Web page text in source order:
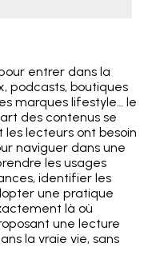
entrer dans la
podcasts, boutiques
marques lifestyle… le
des contenus se
lecteurs ont besoin
naviguer dans une
les usages
identifier les
une pratique
là où
une lecture
la vraie vie, sans